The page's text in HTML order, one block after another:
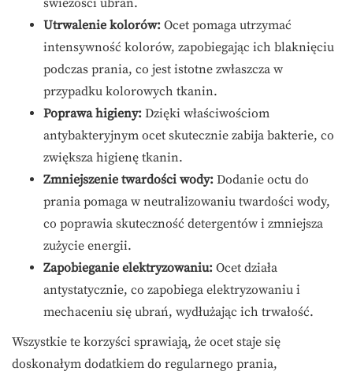
świeżości ubrań.
Utrwalenie kolorów: Ocet pomaga utrzymać
intensywność kolorów, zapobiegając ich blaknięciu
podczas prania, co jest istotne zwłaszcza w
przypadku kolorowych tkanin.
Poprawa higieny: Dzięki właściwościom
antybakteryjnym ocet skutecznie zabija bakterie, co
zwiększa higienę tkanin.
Zmniejszenie twardości wody: Dodanie octu do
prania pomaga w neutralizowaniu twardości wody,
co poprawia skuteczność detergentów i zmniejsza
zużycie energii.
Zapobieganie elektryzowaniu: Ocet działa
antystatycznie, co zapobiega elektryzowaniu i
mechaceniu się ubrań, wydłużając ich trwałość.
Wszystkie te korzyści sprawiają, że ocet staje się
doskonałym dodatkiem do regularnego prania,